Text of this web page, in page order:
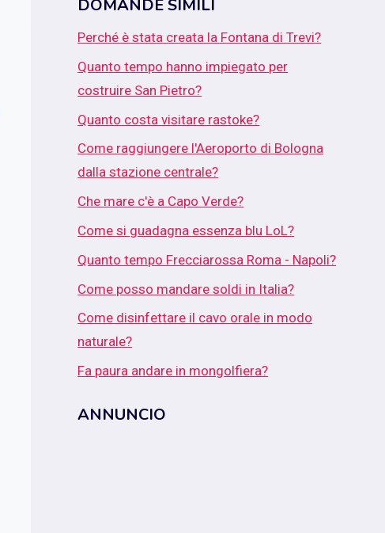
DOMANDE SIMILI
Perché è stata creata la Fontana di Trevi?
Quanto tempo hanno impiegato per
costruire San Pietro?
Quanto costa visitare rastoke?
Come raggiungere l'Aeroporto di Bologna
dalla stazione centrale?
Che mare c'è a Capo Verde?
Come si guadagna essenza blu LoL?
Quanto tempo Frecciarossa Roma - Napoli?
Come posso mandare soldi in Italia?
Come disinfettare il cavo orale in modo
naturale?
Fa paura andare in mongolfiera?
ANNUNCIO